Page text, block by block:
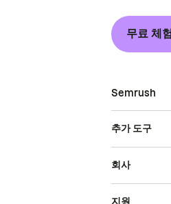
무료 체
Semrush
추가 도구
회사
지원